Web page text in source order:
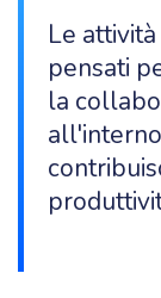
Le
pensati
la